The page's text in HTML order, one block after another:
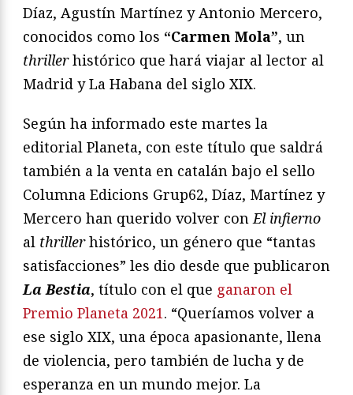
Díaz, Agustín Martínez y Antonio Mercero,
conocidos como los “Carmen Mola”, un
thrillerhistórico que hará viajar al lector al
Madrid y La Habana del siglo XIX.
Según ha informado este martes la
editorial Planeta, con este título que saldrá
también a la venta en catalán bajo el sello
Columna Edicions Grup62, Díaz, Martínez y
Mercero han querido volver conEl infierno
al thrillerhistórico, un género que “tantas
satisfacciones” les dio desde que publicaron
La Bestia, título con el que ganaron el
Premio Planeta 2021. “Queríamos volver a
ese siglo XIX, una época apasionante, llena
de violencia, pero también de lucha y de
esperanza en un mundo mejor. La